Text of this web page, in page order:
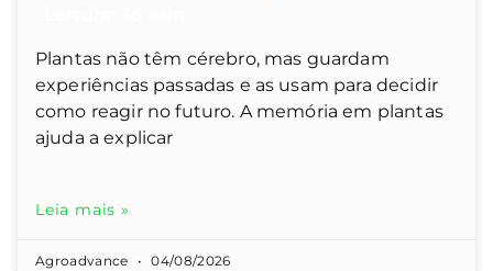
Plantas não têm cérebro, mas guardam
experiências passadas e as usam para decidir
como reagir no futuro. A memória em plantas
ajuda a explicar
Leia mais »
Agroadvance 04/08/2026